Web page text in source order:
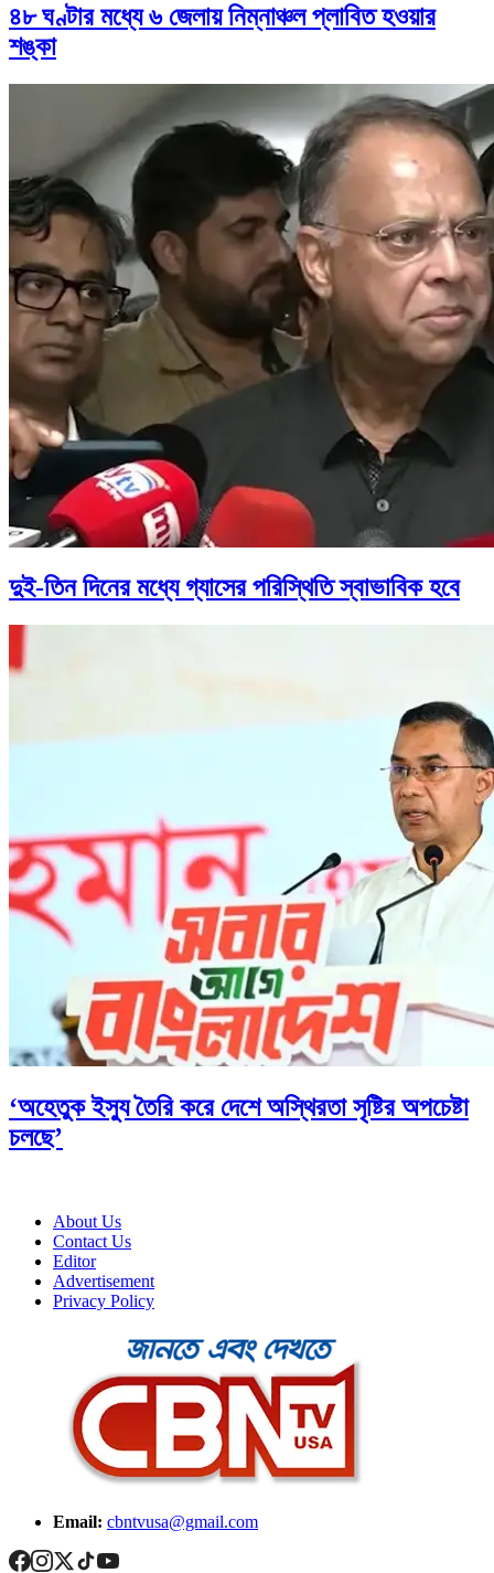
৪৮ ঘণ্টার মধ্যে ৬ জেলায় নিম্নাঞ্চল প্লাবিত হওয়ার
শঙ্কা
দুই-তিন দিনের মধ্যে গ্যাসের পরিস্থিতি স্বাভাবিক হবে
‘অহেতুক ইস্যু তৈরি করে দেশে অস্থিরতা সৃষ্টির অপচেষ্টা
চলছে’
About Us
Contact Us
Editor
Advertisement
Privacy Policy
Email: cbntvusa@gmail.com